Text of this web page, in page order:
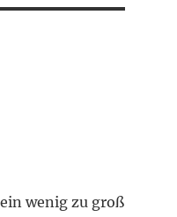
wenig zu groß